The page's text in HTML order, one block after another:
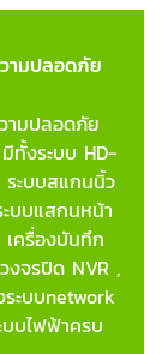
ามปลอดภัย
ามปลอดภัย
ทั้งระบบ HD-
ะบบสแกนนิ้ว
บบแสกนหน้า
เครื่องบันทึก
งจรปิด NVR ,
ระบบnetwork
บไฟฟ้าครบ